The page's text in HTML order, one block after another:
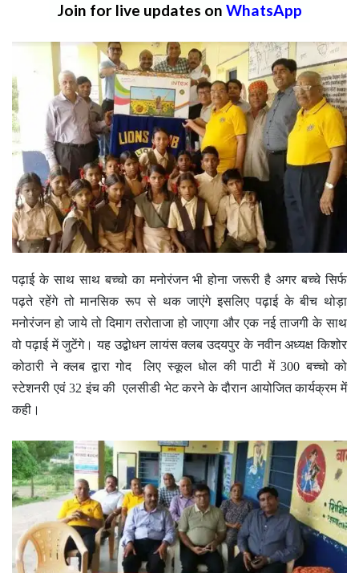
Join for live updates on WhatsApp
पढ़ाई के साथ साथ बच्चो का मनोरंजन भी होना जरूरी है अगर बच्चे सिर्फ
पढ़ते रहेंगे तो मानसिक रूप से थक जाएंगे इसलिए पढ़ाई के बीच थोड़ा
मनोरंजन हो जाये तो दिमाग तरोताजा हो जाएगा और एक नई ताजगी के साथ
वो पढ़ाई में जुटेंगे। यह उद्बोधन लायंस क्लब उदयपुर के नवीन अध्यक्ष किशोर
कोठारी ने क्लब द्वारा गोद लिए स्कूल धोल की पाटी में 300 बच्चो को
स्टेशनरी एवं 32 इंच की एलसीडी भेट करने के दौरान आयोजित कार्यक्रम में
कही।